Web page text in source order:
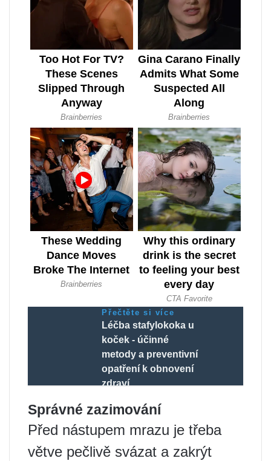
Přečtěte si více
Léčba stafylokoka u
koček - účinné
metody a preventivní
opatření k obnovení
zdraví
Správné zazimování
Před nástupem mrazu je třeba
větve pečlivě svázat a zakrýt